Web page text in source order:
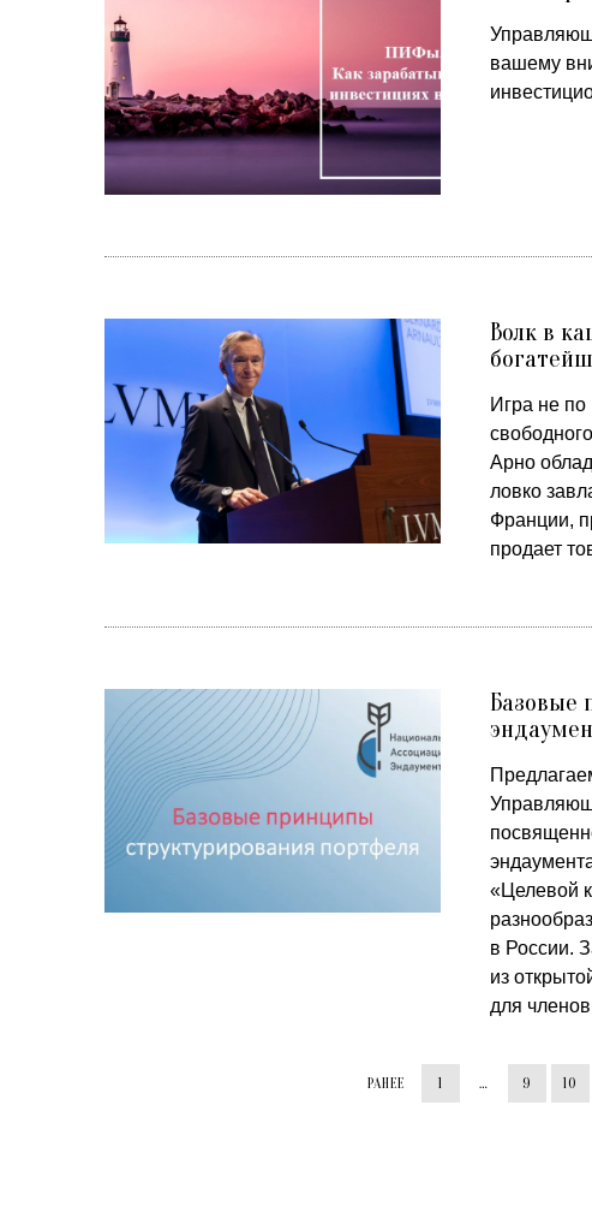
вашему
Волк в
Игра не по
Арно
ловко
Франции,
продает
Базовые
«Целевой
в России.
из
для
РАНЕЕ 1 … 9 10